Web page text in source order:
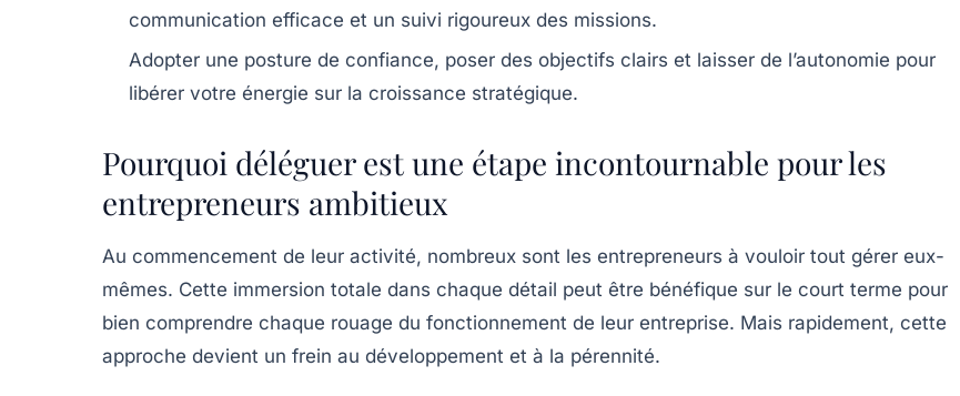
communication efficace et un suivi rigoureux des missions.
Adopter une posture de confiance, poser des objectifs clairs et laisser de l’autonomie pour
libérer votre énergie sur la croissance stratégique.
Pourquoi déléguer est une étape incontournable pour les
entrepreneurs ambitieux
Au commencement de leur activité, nombreux sont les entrepreneurs à vouloir tout gérer eux-
mêmes. Cette immersion totale dans chaque détail peut être bénéfique sur le court terme pour
bien comprendre chaque rouage du fonctionnement de leur entreprise. Mais rapidement, cette
approche devient un frein au développement et à la pérennité.